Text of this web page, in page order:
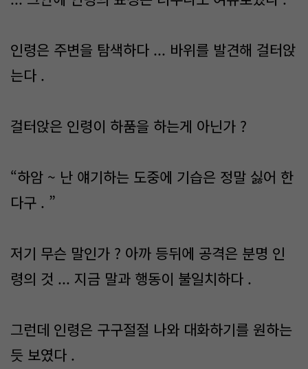
인령은 주변을 탐색하다 ... 바위를 발견해 걸터앉
는다 .
걸터앉은 인령이 하품을 하는게 아닌가 ?
“하암 ~ 난 얘기하는 도중에 기습은 정말 싫어 한
다구 . ”
저기 무슨 말인가 ? 아까 등뒤에 공격은 분명 인
령의 것 ... 지금 말과 행동이 불일치하다 .
그런데 인령은 구구절절 나와 대화하기를 원하는
듯 보였다 .